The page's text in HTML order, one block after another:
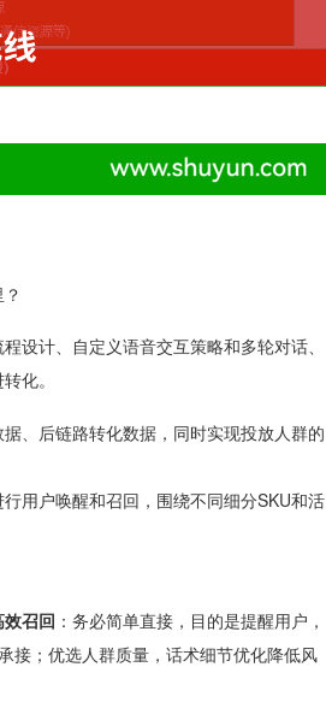
程设计、自定义语音交互策略和多轮对话、
化。
、后链路转化数据，同时实现投放人群的
用户唤醒和召回，围绕不同细分SKU和活
召回 ：务必简单直接，目的是提醒用户，
接；优选人群质量，话术细节优化降低风